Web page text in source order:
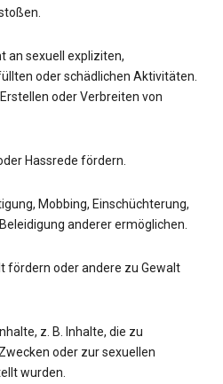
an sexuell expliziten,
oder schädlichen Aktivitäten.
oder Verbreiten von
Hassrede fördern.
Mobbing, Einschüchterung,
anderer ermöglichen.
fördern oder andere zu Gewalt
z. B. Inhalte, die zu
oder zur sexuellen
wurden.